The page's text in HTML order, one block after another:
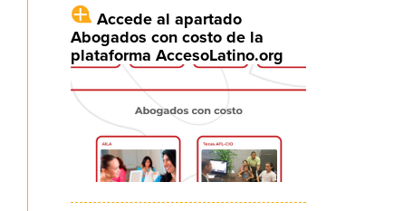
Accede al apartado
Abogados con costo de la
plataforma AccesoLatino.org